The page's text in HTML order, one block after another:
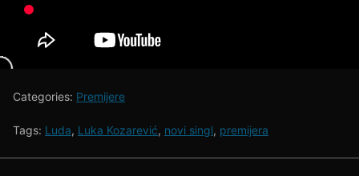
Categories: Premijere
Tags: Luda, Luka Kozarević, novi singl, premijera